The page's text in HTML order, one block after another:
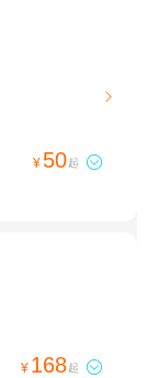

¥ 50起 
¥ 168起 